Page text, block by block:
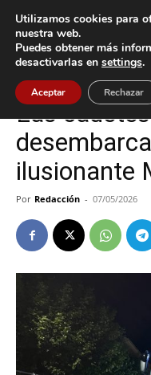
Inicio A Guarda
A Guarda Deportes
Las
ilusionante
Por Redacción - 07/05/2026
Utilizamos cookies para
nuestra web.
Puedes obtener más
desactivarlas en settings.
Aceptar Rechazar